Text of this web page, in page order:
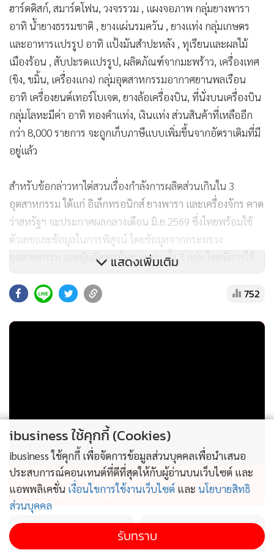
ฮาร์ดดิสก์, สมาร์ตโฟน, วงจรรวม , แผงจอภาพ กลุ่มยางพารา
อาทิ น้ำยางธรรมชาติ , ยางแผ่นรมควัน , ยางแท่ง กลุ่มเกษตร
และอาหารแปรรูป อาทิ แป้งมันสำปะหลัง , ทุเรียนและผลไม้
เมืองร้อน , สับปะรดแปรรูป, ผลิตภัณฑ์จากมะพร้าว, เครื่องเทศ
(ขิง, ขมิ้น, เครื่องแกง) กลุ่มอุตสาหกรรมอากาศยานพลเรือน
อาทิ เครื่องยนต์เทอร์โบเจต, ยางล้อเครื่องบิน, ที่นั่งบนเครื่องบิน
กลุ่มโลหะมีค่า อาทิ ทองคำแท่ง, เงินแท่ง ส่วนสินค้าที่เหลืออีก
กว่า 8,000 รายการ จะถูกเก็บภาษีแบบเพิ่มขึ้นจากอัตราเดิมที่มี
อยู่แล้ว
สำหรับข้อกล่าวหาไต่สวนเรื่องกำลังการผลิตส่วนเกินใน 3
อุตสาหกรรม ได้แก่ อิเล็กทรอนิกส์ ยางพารา และเครื่องจักร คาด
ว่าสหรัฐฯ จะประกาศผลกลางเดือน มิ.ย.2569 ซึ่งไทยพร้อมใช้
ตัวเลขและข้อมูลในการพิสูจน์ โดยข้อมูลจากกระทรวง
อุตสาหกรรม และผู้ผลิตของไทย พบว่า ทั้ง 3 กลุ่ม ไทยมีการใช้
กำลังการผลิตอยู่ระหว่าง 70-95% ซึ่งแตกต่างจากข้อมูลของ
สหรัฐที่ระบุ 60% อย่างสิ้นเชิง แต่แม้ไทยจะมั่นใจในข้อมูล ก็ไม่
คือ ไทยต้องเร่งปิดการเจรจาความตกลงภาษีต่างตอบแทนให้ได้
แสดงเพิ่มเติม
752
อย่าคิดหนี ตำรวจจราจร จัดหนัก เสริมทัพรถใหม่
ระดับ Bigbike สายลุย
ibusiness ใช้คุกกี้ (Cookies)
ibusiness ใช้คุกกี้ เพื่อจัดการข้อมูลส่วนบุคคลเพื่อนำเสนอ
ประสบการณ์คอนเทนต์ที่ดีที่สุดให้กับผู้อ่านบนเว็บไซต์ และ
แอพพลิเคชั่น เงื่อนไขการใช้งานเว็บไซต์ และ นโยบายสิทธิ
ส่วนบุคคล
รับทราบ